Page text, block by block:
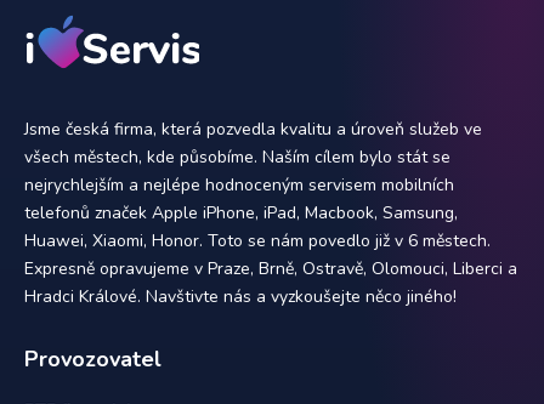
Jsme česká firma, která pozvedla kvalitu a úroveň služeb ve
všech městech, kde působíme. Naším cílem bylo stát se
nejrychlejším a nejlépe hodnoceným servisem mobilních
telefonů značek Apple iPhone, iPad, Macbook, Samsung,
Huawei, Xiaomi, Honor. Toto se nám povedlo již v 6 městech.
Expresně opravujeme v Praze, Brně, Ostravě, Olomouci, Liberci a
Hradci Králové. Navštivte nás a vyzkoušejte něco jiného!
Provozovatel